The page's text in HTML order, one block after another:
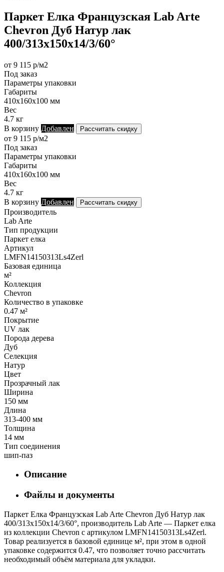
Паркет Елка Французская Lab Arte
Chevron Дуб Натур лак
400/313х150х14/3/60°
от 9 115 р/м2
Под заказ
Параметры упаковки
Габариты
410х160х100 мм
Вес
4.7 кг
В корзину Добавлен Рассчитать скидку
от 9 115 р/м2
Под заказ
Параметры упаковки
Габариты
410х160х100 мм
Вес
4.7 кг
В корзину Добавлен Рассчитать скидку
Производитель
Lab Arte
Тип продукции
Паркет елка
Артикул
LMFN14150313Ls4Zerl
Базовая единица
м²
Коллекция
Chevron
Количество в упаковке
0.47 м²
Покрытие
UV лак
Порода дерева
Дуб
Селекция
Натур
Цвет
Прозрачный лак
Ширина
150 мм
Длина
313-400 мм
Толщина
14 мм
Тип соединения
шип-паз
Описание
Файлы и документы
Паркет Елка Французская Lab Arte Chevron Дуб Натур лак
400/313х150х14/3/60°, производитель Lab Arte — Паркет елка
из коллекции Chevron с артикулом LMFN14150313Ls4Zerl.
Товар реализуется в базовой единице м², при этом в одной
упаковке содержится 0.47, что позволяет точно рассчитать
необходимый объём материала для укладки.